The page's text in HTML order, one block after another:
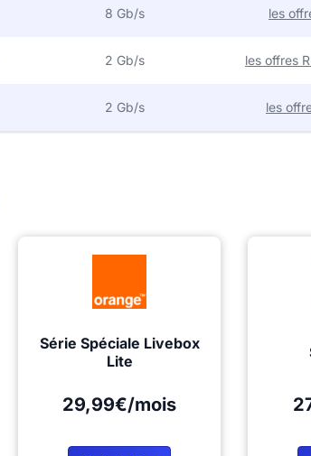
8 Gb/s les
2 Gb/s les offres
2 Gb/s les
Série Spéciale Livebox
Lite
29,99€/mois